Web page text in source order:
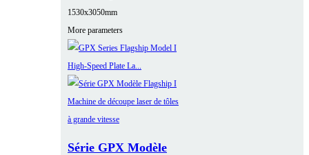
1530x3050mm
More parameters
Série GPX Modèle